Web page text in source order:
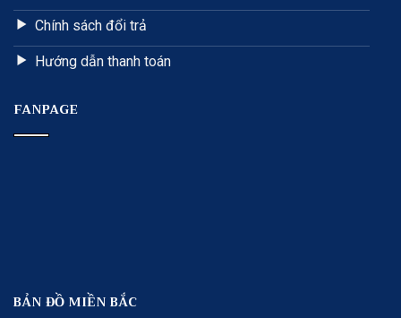
Chính sách đổi trả
Hướng dẫn thanh toán
FANPAGE
BẢN ĐỒ MIỀN BẮC